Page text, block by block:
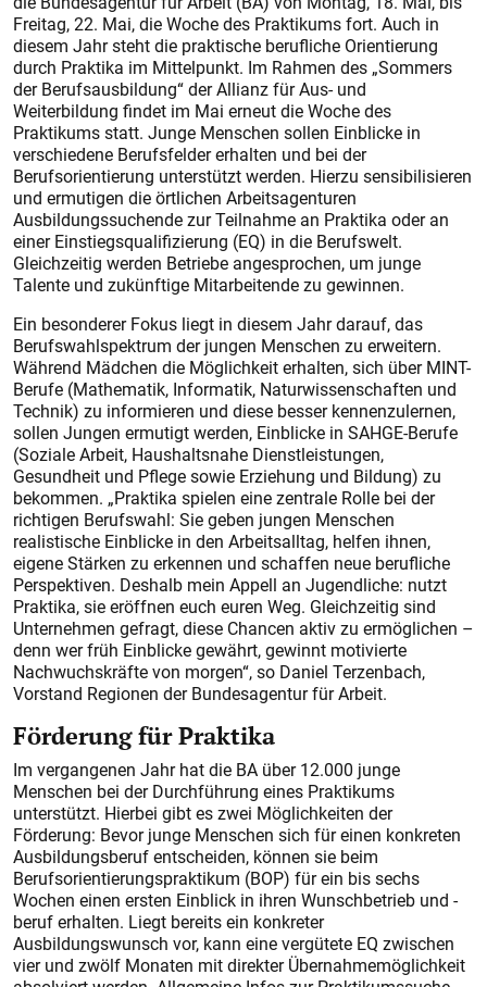
Freitag, 22. Mai, die Woche des Praktikums fort. Auch in
diesem Jahr steht die praktische berufliche Orientierung
durch Praktika im Mittelpunkt. Im Rahmen des „Sommers
der Berufsausbildung“ der Allianz für Aus- und
Weiterbildung findet im Mai erneut die Woche des
Praktikums statt. Junge Menschen sollen Einblicke in
verschiedene Berufsfelder erhalten und bei der
Berufsorientierung unterstützt werden. Hierzu sensibilisieren
und ermutigen die örtlichen Arbeitsagenturen
Ausbildungssuchende zur Teilnahme an Praktika oder an
einer Einstiegsqualifizierung (EQ) in die Berufswelt.
Gleichzeitig werden Betriebe angesprochen, um junge
Talente und zukünftige Mitarbeitende zu gewinnen.
Ein besonderer Fokus liegt in diesem Jahr darauf, das
Berufswahlspektrum der jungen Menschen zu erweitern.
Während Mädchen die Möglichkeit erhalten, sich über MINT-
Berufe (Mathematik, Informatik, Naturwissenschaften und
Technik) zu informieren und diese besser kennenzulernen,
sollen Jungen ermutigt werden, Einblicke in SAHGE-Berufe
(Soziale Arbeit, Haushaltsnahe Dienstleistungen,
Gesundheit und Pflege sowie Erziehung und Bildung) zu
bekommen. „Praktika spielen eine zentrale Rolle bei der
richtigen Berufswahl: Sie geben jungen Menschen
realistische Einblicke in den Arbeitsalltag, helfen ihnen,
eigene Stärken zu erkennen und schaffen neue berufliche
Perspektiven. Deshalb mein Appell an Jugendliche: nutzt
Praktika, sie eröffnen euch euren Weg. Gleichzeitig sind
Unternehmen gefragt, diese Chancen aktiv zu ermöglichen –
denn wer früh Einblicke gewährt, gewinnt motivierte
Nachwuchskräfte von morgen“, so Daniel Terzenbach,
Vorstand Regionen der Bundesagentur für Arbeit.
Förderung für Praktika
Im vergangenen Jahr hat die BA über 12.000 junge
Menschen bei der Durchführung eines Praktikums
unterstützt. Hierbei gibt es zwei Möglichkeiten der
Förderung: Bevor junge Menschen sich für einen konkreten
Ausbildungsberuf entscheiden, können sie beim
Berufsorientierungspraktikum (BOP) für ein bis sechs
Wochen einen ersten Einblick in ihren Wunschbetrieb und -
beruf erhalten. Liegt bereits ein konkreter
Ausbildungswunsch vor, kann eine vergütete EQ zwischen
vier und zwölf Monaten mit direkter Übernahmemöglichkeit